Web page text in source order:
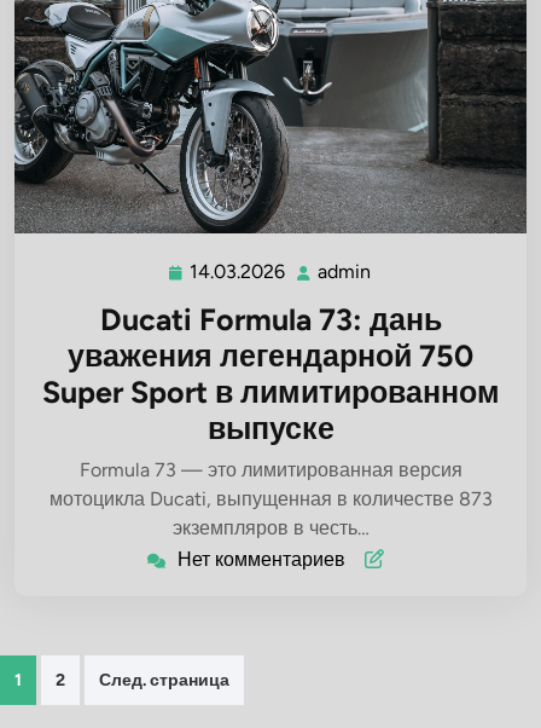
14.03.2026 14.03.2026
admin
Ducati Formula 73: дань
уважения легендарной 750
Super Sport в лимитированном
выпуске
Formula 73 — это лимитированная версия
мотоцикла Ducati, выпущенная в количестве 873
экземпляров в честь…
Нет комментариев
Пагинация
записей
1 2 След. страница